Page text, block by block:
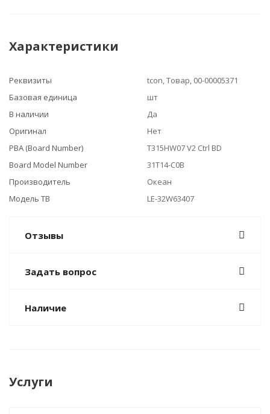
Характеристики
Реквизиты
tcon, Товар, 00-00005371
Базовая единица
шт
В наличии
Да
Оригинал
Нет
PBA (Board Number)
T315HW07 V2 Ctrl BD
Board Model Number
31T14-C0B
Производитель
Океан
Модель ТВ
LE-32W63407
Отзывы
Задать вопрос
Наличие
Услуги